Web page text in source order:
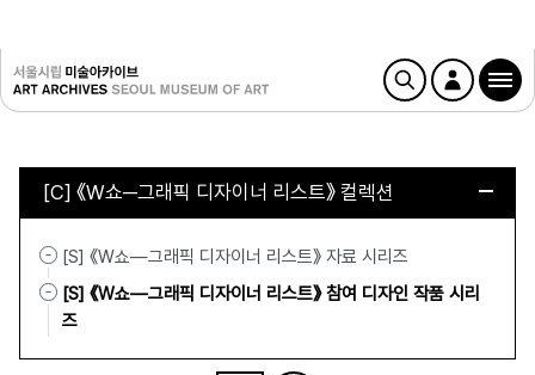
[C] 《W쇼─그래픽 디자이너 리스트》 컬렉션
[S] 《W쇼—그래픽 디자이너 리스트》 자료 시리즈
[S] 《W쇼—그래픽 디자이너 리스트》 참여 디자인 작품 시리
즈